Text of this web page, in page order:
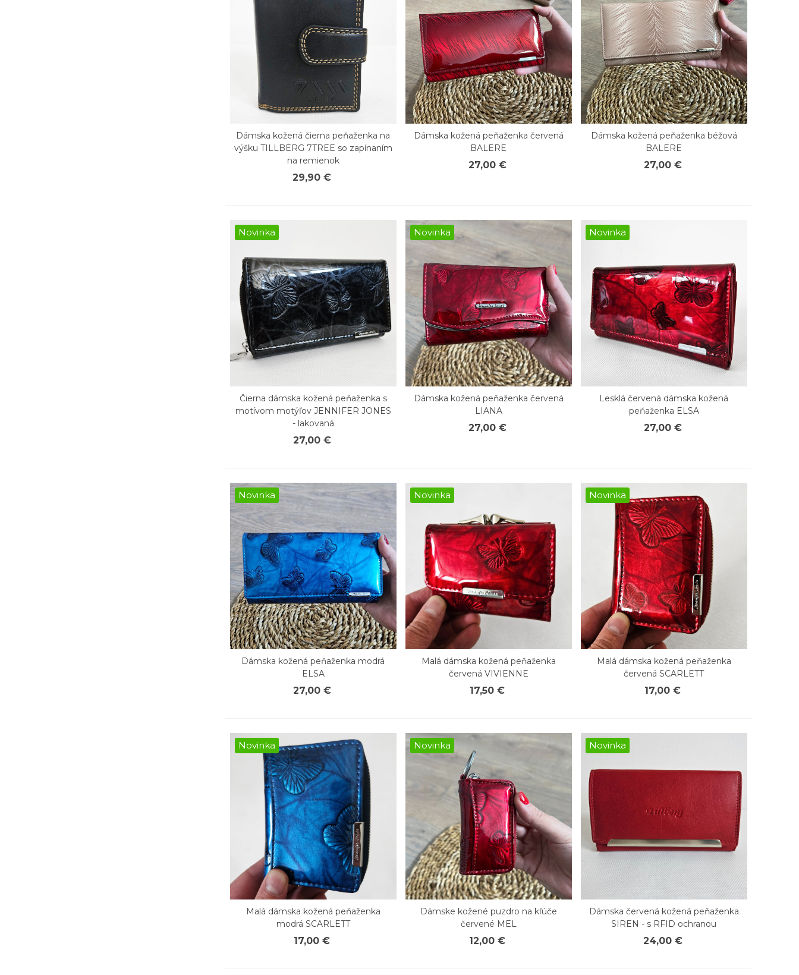
Rýchly náhľad
Dámska kožená čierna peňaženka na
výšku TILLBERG 7TREE so zapínaním
na remienok
29,90 €
Rýchly náhľad
Dámska kožená peňaženka červená
BALERE
27,00 €
Rýchly náhľad
Dámska kožená peňaženka béžová
BALERE
27,00 €
Novinka
Rýchly náhľad
Čierna dámska kožená peňaženka s
motívom motýľov JENNIFER JONES
- lakovaná
27,00 €
Novinka
Rýchly náhľad
Dámska kožená peňaženka červená
LIANA
27,00 €
Novinka
Rýchly náhľad
Lesklá červená dámska kožená
peňaženka ELSA
27,00 €
Novinka
Rýchly náhľad
Dámska kožená peňaženka modrá
ELSA
27,00 €
Novinka
Rýchly náhľad
Malá dámska kožená peňaženka
červená VIVIENNE
17,50 €
Novinka
Rýchly náhľad
Malá dámska kožená peňaženka
červená SCARLETT
17,00 €
Novinka
Rýchly náhľad
Malá dámska kožená peňaženka
modrá SCARLETT
17,00 €
Novinka
Rýchly náhľad
Dámske kožené puzdro na kľúče
červené MEL
12,00 €
Novinka
Rýchly náhľad
Dámska červená kožená peňaženka
SIREN - s RFID ochranou
24,00 €